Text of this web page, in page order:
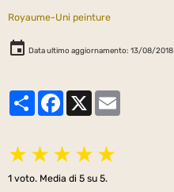
Royaume-Uni peinture
Data ultimo aggiornamento: 13/08/2018
PartagerFacebook
X
★ ★ ★ ★ ★
1 voto. Media di 5 su 5.